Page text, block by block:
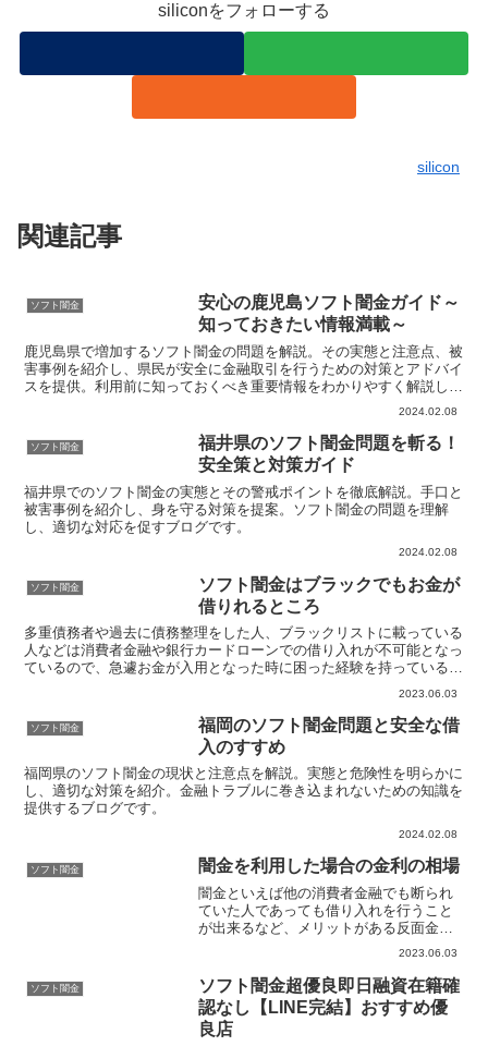
siliconをフォローする
silicon
関連記事
ソフト闇金
安心の鹿児島ソフト闇金ガイド～
知っておきたい情報満載～
鹿児島県で増加するソフト闇金の問題を解説。その実態と注意点、被
害事例を紹介し、県民が安全に金融取引を行うための対策とアドバイ
スを提供。利用前に知っておくべき重要情報をわかりやすく解説しま
2024.02.08
ソフト闇金
福井県のソフト闇金問題を斬る！
安全策と対策ガイド
福井県でのソフト闇金の実態とその警戒ポイントを徹底解説。手口と
被害事例を紹介し、身を守る対策を提案。ソフト闇金の問題を理解
し、適切な対応を促すブログです。
2024.02.08
ソフト闇金
ソフト闇金はブラックでもお金が
借りれるところ
多重債務者や過去に債務整理をした人、ブラックリストに載っている
人などは消費者金融や銀行カードローンでの借り入れが不可能となっ
ているので、急遽お金が入用となった時に困った経験を持っている人
2023.06.03
ソフト闇金
福岡のソフト闇金問題と安全な借
入のすすめ
福岡県のソフト闇金の現状と注意点を解説。実態と危険性を明らかに
し、適切な対策を紹介。金融トラブルに巻き込まれないための知識を
提供するブログです。
2024.02.08
ソフト闇金 闇金を利用した場合の金利の相場
闇金といえば他の消費者金融でも断られ
ていた人であっても借り入れを行うこと
が出来るなど、メリットがある反面金利
的に闇金の金利・利息の相場は10日で1割
の利息がつくトイチや...
2023.06.03
ソフト闇金
ソフト闇金超優良即日融資在籍確
認なし【LINE完結】おすすめ優
良店